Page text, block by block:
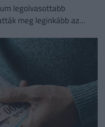
legolvasottabb
meg leginkább az